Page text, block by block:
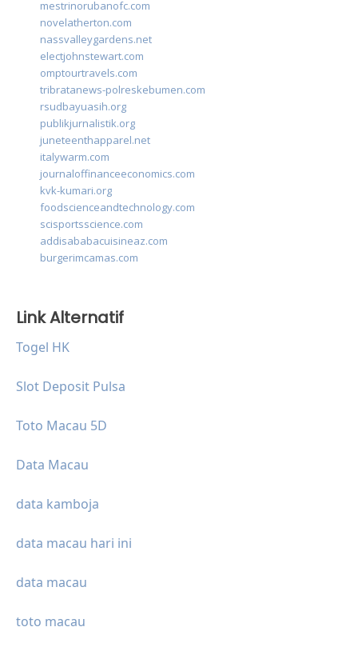
mestrinorubanofc.com
novelatherton.com
nassvalleygardens.net
electjohnstewart.com
omptourtravels.com
tribratanews-polreskebumen.com
rsudbayuasih.org
publikjurnalistik.org
juneteenthapparel.net
italywarm.com
journaloffinanceeconomics.com
kvk-kumari.org
foodscienceandtechnology.com
scisportsscience.com
addisababacuisineaz.com
burgerimcamas.com
Link Alternatif
Togel HK
Slot Deposit Pulsa
Toto Macau 5D
Data Macau
data kamboja
data macau hari ini
data macau
toto macau